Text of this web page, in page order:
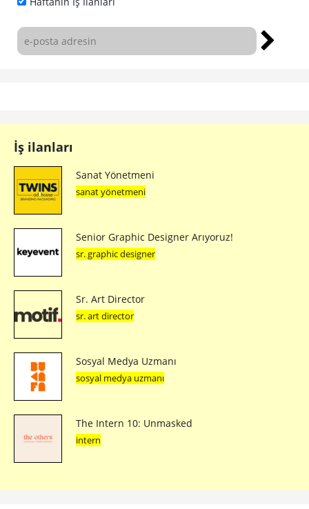
İş ilanları
Sanat Yönetmeni
sanat yönetmeni
Senior Graphic Designer Arıyoruz!
sr. graphic designer
Sr. Art Director
sr. art director
Sosyal Medya Uzmanı
sosyal medya uzmanı
The Intern 10: Unmasked
intern